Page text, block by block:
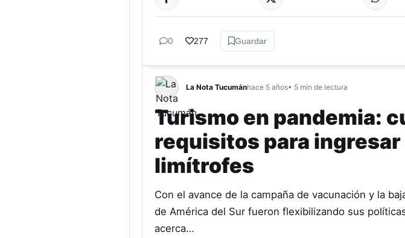
0 277 Guardar
La Nota Tucumánhace 5 años• 5 min de lectura
Turismo en pandemia:
requisitos para ingresar
limítrofes
Con el avance de la campaña de vacunación y la
de América del Sur fueron flexibilizando sus
acerca…